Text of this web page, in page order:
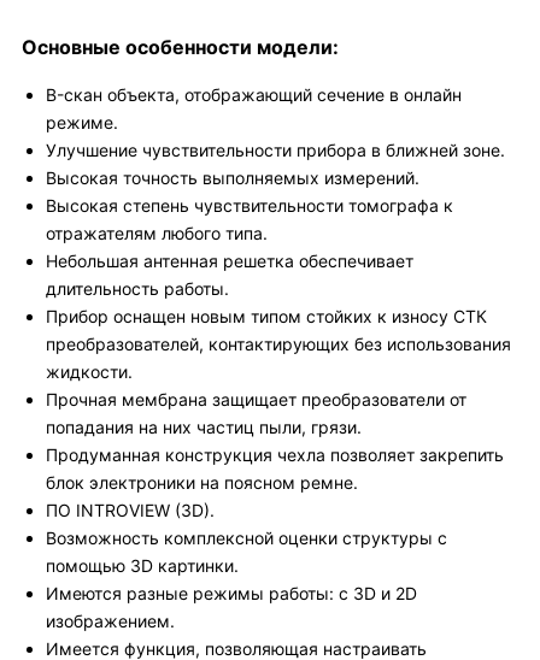
Основные особенности модели:
B-скан объекта, отображающий сечение в онлайн
режиме.
Улучшение чувствительности прибора в ближней зоне.
Высокая точность выполняемых измерений.
Высокая степень чувствительности томографа к
отражателям любого типа.
Небольшая антенная решетка обеспечивает
длительность работы.
Прибор оснащен новым типом стойких к износу СТК
преобразователей, контактирующих без использования
жидкости.
Прочная мембрана защищает преобразователи от
попадания на них частиц пыли, грязи.
Продуманная конструкция чехла позволяет закрепить
блок электроники на поясном ремне.
ПО INTROVIEW (3D).
Возможность комплексной оценки структуры с
помощью 3D картинки.
Имеются разные режимы работы: с 3D и 2D
изображением.
Имеется функция, позволяющая настраивать